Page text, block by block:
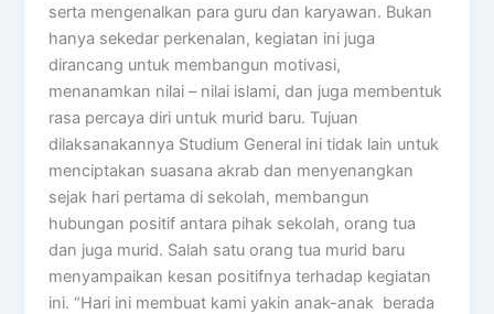
serta mengenalkan para guru dan karyawan. Bukan
hanya sekedar perkenalan, kegiatan ini juga
dirancang untuk membangun motivasi,
menanamkan nilai – nilai islami, dan juga membentuk
rasa percaya diri untuk murid baru. Tujuan
dilaksanakannya Studium General ini tidak lain untuk
menciptakan suasana akrab dan menyenangkan
sejak hari pertama di sekolah, membangun
hubungan positif antara pihak sekolah, orang tua
dan juga murid. Salah satu orang tua murid baru
menyampaikan kesan positifnya terhadap kegiatan
ini. “Hari ini membuat kami yakin anak-anak berada